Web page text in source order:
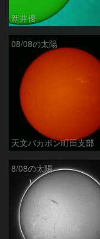
新井優
08/08の太陽
天文バカボン町田支部
8/08の太陽